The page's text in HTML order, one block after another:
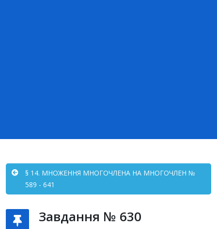
§ 14. МНОЖЕННЯ МНОГОЧЛЕНА НА МНОГОЧЛЕН №
589 - 641
Завдання № 630